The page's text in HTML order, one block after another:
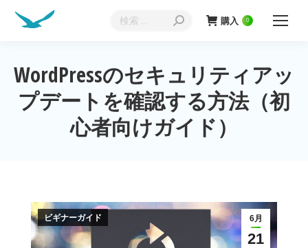
購入 0
WordPressのセキュリティアッ
プデートを確認する方法（初
心者向けガイド）
現在地:
6月
21
ビギナーガイド